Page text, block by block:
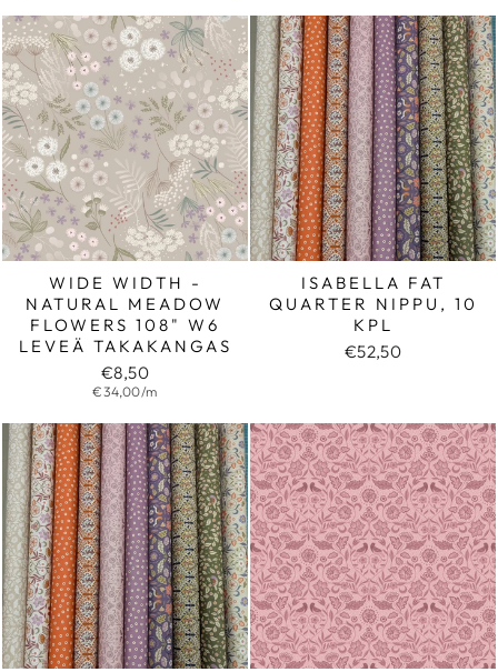
WIDE WIDTH -
NATURAL MEADOW
FLOWERS 108" W6
LEVEÄ TAKAKANGAS
€8,50
€34,00/m
ISABELLA FAT
QUARTER NIPPU, 10
KPL
€52,50